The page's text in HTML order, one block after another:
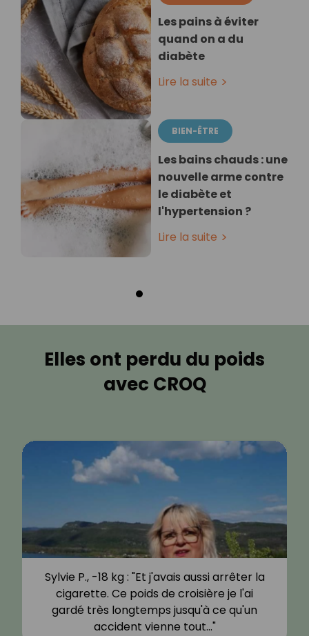
Les pains à éviter
quand on a du
diabète
Lire la suite
BIEN-ÊTRE
Les bains chauds : une
nouvelle arme contre
le diabète et
l'hypertension ?
Lire la suite
Elles ont perdu du poids
avec CROQ
Sylvie P., -18 kg : "Et j'avais aussi arrêter la
cigarette. Ce poids de croisière je l'ai
gardé très longtemps jusqu'à ce qu'un
accident vienne tout…"